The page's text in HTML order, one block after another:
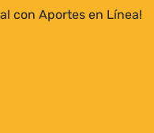
con Aportes en Línea!